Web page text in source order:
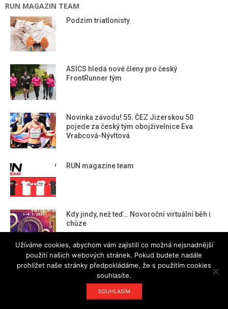
RUN MAGAZIN TEAM
Podzim triatlonisty
ASICS hledá nové členy pro český
FrontRunner tým
Novinka závodu! 55. ČEZ Jizerskou 50
pojede za český tým obojživelnice Eva
Vrabcová-Nývltová
RUN magazine team
Kdy jindy, než teď… Novoroční virtuální běh i
chůze
Magazine Hoot. Powered by
Užíváme cookies, abychom vám zajistili co možná nejsnadnější
použití našich webových stránek. Pokud budete nadále
prohlížet naše stránky předpokládáme, že s použitím cookies
souhlasíte.
SOUHLASÍM